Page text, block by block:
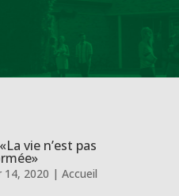
vie n’est pas
14, 2020 | Accueil